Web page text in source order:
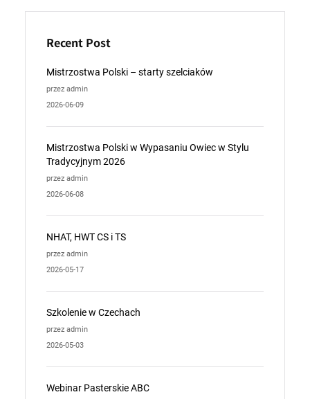
Recent Post
Mistrzostwa Polski – starty szelciaków
przez admin
2026-06-09
Mistrzostwa Polski w Wypasaniu Owiec w Stylu
Tradycyjnym 2026
przez admin
2026-06-08
NHAT, HWT CS i TS
przez admin
2026-05-17
Szkolenie w Czechach
przez admin
2026-05-03
Webinar Pasterskie ABC